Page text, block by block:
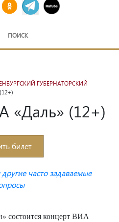
ГУБЕРНАТОРСКИЙ
«Даль» (12+)
гостей ждёт незабываемый
весельем и атмосферой
билет
часто задаваемые
состоится концерт ВИА